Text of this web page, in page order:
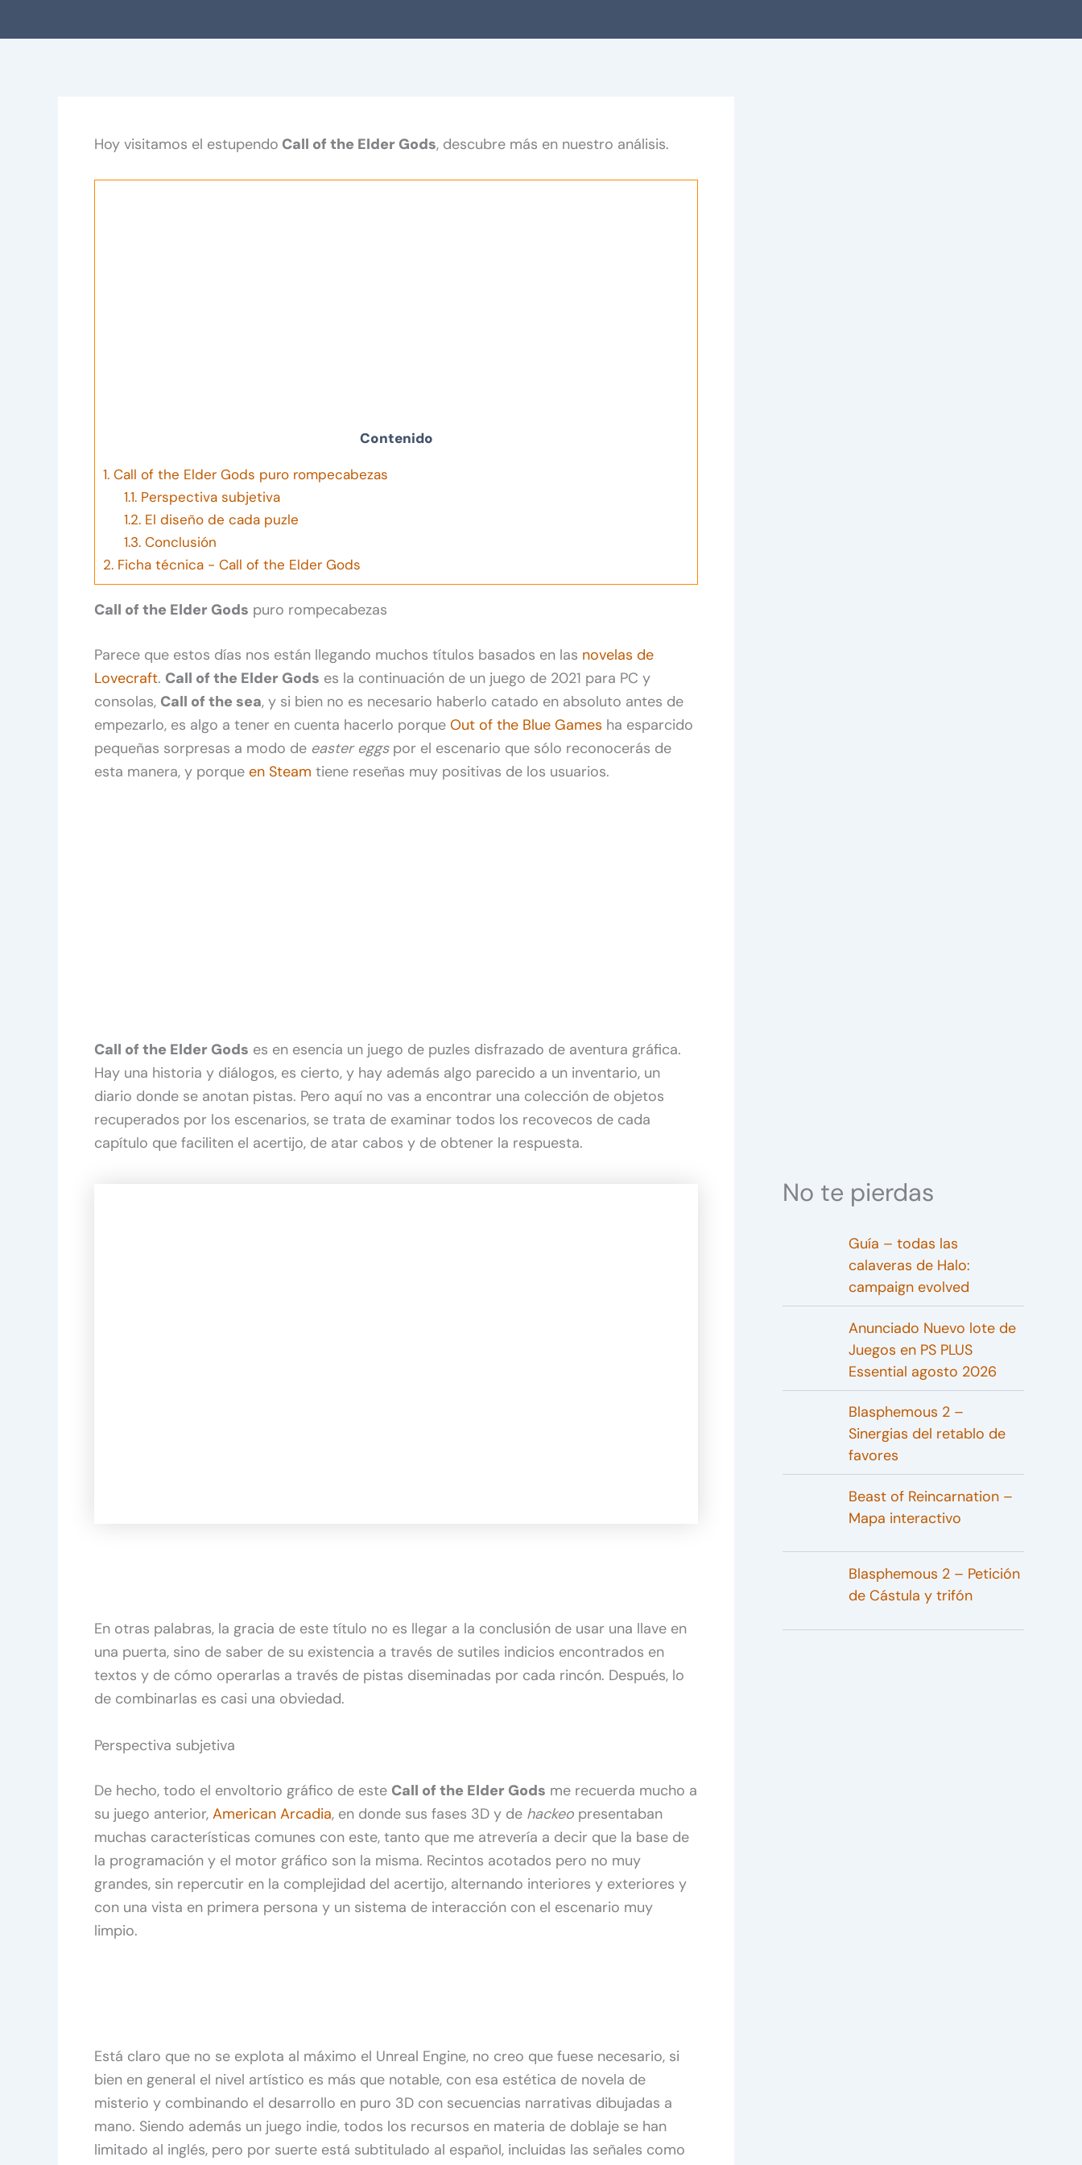
Hoy visitamos el estupendo Call of the Elder Gods, descubre más en nuestro análisis.
Contenido
1. Call of the Elder Gods puro rompecabezas
1.1.Perspectiva subjetiva
1.2.El diseño de cada puzle
1.3.Conclusión
2. Ficha técnica - Call of the Elder Gods
Call of the Elder Gods puro rompecabezas
Parece que estos días nos están llegando muchos títulos basados en las novelas de
Lovecraft. Call of the Elder Gods es la continuación de un juego de 2021 para PC y
consolas, Call of the sea, y si bien no es necesario haberlo catado en absoluto antes de
empezarlo, es algo a tener en cuenta hacerlo porque Out of the Blue Games ha esparcido
pequeñas sorpresas a modo de easter eggspor el escenario que sólo reconocerás de
esta manera, y porque en Steam tiene reseñas muy positivas de los usuarios.
Call of the Elder Gods es en esencia un juego de puzles disfrazado de aventura gráfica.
Hay una historia y diálogos, es cierto, y hay además algo parecido a un inventario, un
diario donde se anotan pistas. Pero aquí no vas a encontrar una colección de objetos
recuperados por los escenarios, se trata de examinar todos los recovecos de cada
capítulo que faciliten el acertijo, de atar cabos y de obtener la respuesta.
En otras palabras, la gracia de este título no es llegar a la conclusión de usar una llave en
una puerta, sino de saber de su existencia a través de sutiles indicios encontrados en
textos y de cómo operarlas a través de pistas diseminadas por cada rincón. Después, lo
de combinarlas es casi una obviedad.
Perspectiva subjetiva
De hecho, todo el envoltorio gráfico de este Call of the Elder Gods me recuerda mucho a
su juego anterior, American Arcadia, en donde sus fases 3D y de hackeo presentaban
muchas características comunes con este, tanto que me atrevería a decir que la base de
la programación y el motor gráfico son la misma. Recintos acotados pero no muy
grandes, sin repercutir en la complejidad del acertijo, alternando interiores y exteriores y
con una vista en primera persona y un sistema de interacción con el escenario muy
limpio.
Está claro que no se explota al máximo el Unreal Engine, no creo que fuese necesario, si
bien en general el nivel artístico es más que notable, con esa estética de novela de
misterio y combinando el desarrollo en puro 3D con secuencias narrativas dibujadas a
mano. Siendo además un juego indie, todos los recursos en materia de doblaje se han
limitado al inglés, pero por suerte está subtitulado al español, incluidas las señales como
No te pierdas
Guía – todas las
calaveras de Halo:
campaign evolved
Anunciado Nuevo lote de
Juegos en PS PLUS
Essential agosto 2026
Blasphemous 2 –
Sinergias del retablo de
favores
Beast of Reincarnation –
Mapa interactivo
Blasphemous 2 – Petición
de Cástula y trifón